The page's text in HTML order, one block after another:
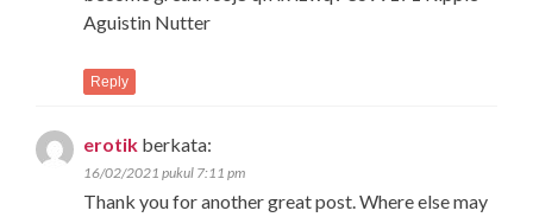
Aguistin Nutter
Reply
erotik berkata:
16/02/2021 pukul 7:11 pm
Thank you for another great post. Where else may